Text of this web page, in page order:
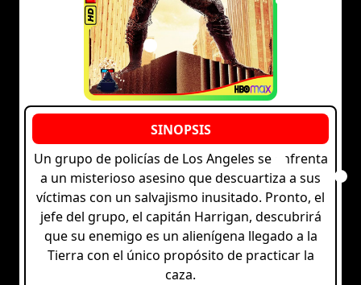
Un grupo de policías de Los Angeles se enfrenta
a un misterioso asesino que descuartiza a sus
víctimas con un salvajismo inusitado. Pronto, el
jefe del grupo, el capitán Harrigan, descubrirá
que su enemigo es un alienígena llegado a la
Tierra con el único propósito de practicar la
caza.